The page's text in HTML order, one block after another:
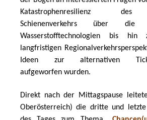
Katastrophenresilienz des
Schienenverkehrs über die
Wasserstofftechnologien bis
langfristigen
Ideen zur alternativen
aufgeworfen wurden.
Direkt nach der Mittagspause
Oberösterreich) die dritte und letzte